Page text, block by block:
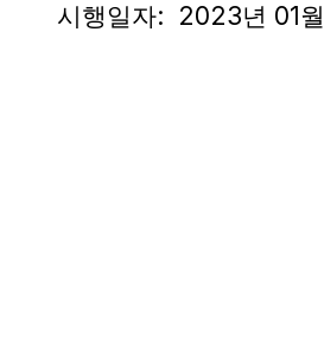
시행일자:  2023년 01